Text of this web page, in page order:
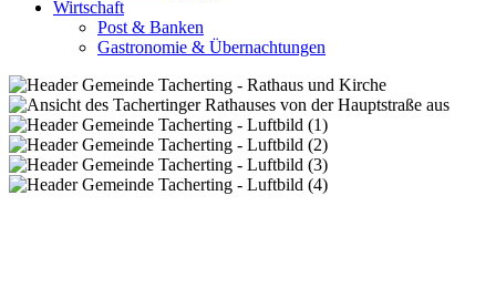
Wirtschaft
Post & Banken
Gastronomie & Übernachtungen